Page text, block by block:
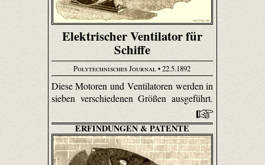
Elektrischer Ventilator für
Schiffe
Polytechnisches Journal• 22.5.1892
Diese Motoren und Ventilatoren werden in
sieben verschiedenen Größen ausgeführt.
ERFINDUNGEN & PATENTE